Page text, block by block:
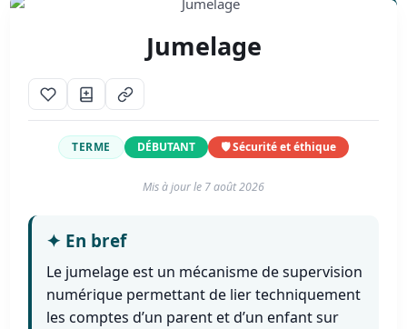
Jumelage
TERME DÉBUTANT 🛡️ Sécurité et éthique
Mis à jour le 7 août 2026
✦ En bref
Le jumelage est un mécanisme de supervision
numérique permettant de lier techniquement
les comptes d’un parent et d’un enfant sur